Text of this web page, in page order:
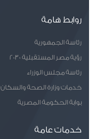
روابط هامة
رئاسة الجمهورية
رؤية مصر المستقبلية 2030
رئاسة مجلس الوزراء
خدمات وزارة الصحة والسكان
بوابة الحكومة المصرية
خدمات عامة